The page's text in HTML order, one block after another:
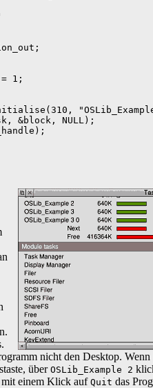
1;
&block, NULL);
nicht den Desktop.
über OSLib_Example 2
mit einem Klick auf Quit das